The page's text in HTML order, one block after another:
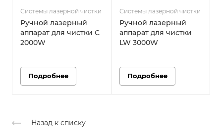
Системы лазерной чистки
Ручной лазерный
аппарат для чистки С
2000W
Подробнее
Системы лазерной чистки
Ручной лазерный
аппарат для чистки
LW 3000W
Подробнее
Назад к списку